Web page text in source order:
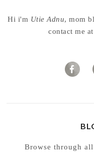
Hi i'm Utie Adnu, mom
contact me
Browse through